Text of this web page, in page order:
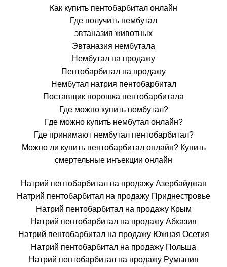
Как купить пентобарбитал онлайн
Где получить нембутал
эвтаназия животных
Эвтаназия нембутала
Нембутал на продажу
Пентобарбитал на продажу
Нембутал натрия пентобарбитал
Поставщик порошка пентобарбитала
Где можно купить нембутал?
Где можно купить нембутал онлайн?
Где принимают нембутал пентобарбитал?
Можно ли купить пентобарбитал онлайн? Купить
смертельные инъекции онлайн
Натрий пентобарбитал на продажу Азербайджан
Натрий пентобарбитал на продажу Приднестровье
Натрий пентобарбитал на продажу Крым
Натрий пентобарбитал на продажу Абхазия
Натрий пентобарбитал на продажу Южная Осетия
Натрий пентобарбитал на продажу Польша
Натрий пентобарбитал на продажу Румыния